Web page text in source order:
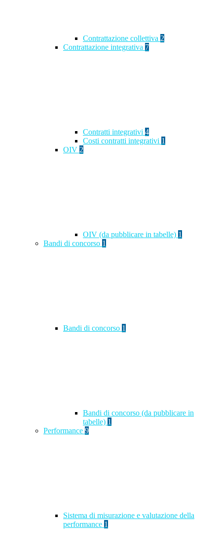
Contrattazione collettiva 2
Contrattazione integrativa 7
Contratti integrativi 4
Costi contratti integrativi 1
OIV 2
OIV (da pubblicare in tabelle) 1
Bandi di concorso 1
Bandi di concorso 1
Bandi di concorso (da pubblicare in
tabelle) 1
Performance 9
Sistema di misurazione e valutazione della
performance 1